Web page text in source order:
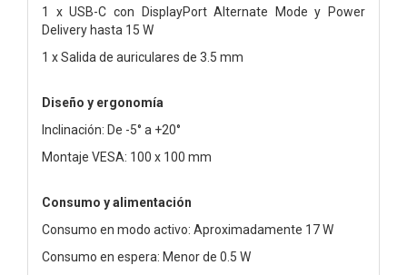
1 x USB-C con DisplayPort Alternate Mode y Power
Delivery hasta 15 W
1 x Salida de auriculares de 3.5 mm
Diseño y ergonomía
Inclinación: De -5° a +20°
Montaje VESA: 100 x 100 mm
Consumo y alimentación
Consumo en modo activo: Aproximadamente 17 W
Consumo en espera: Menor de 0.5 W